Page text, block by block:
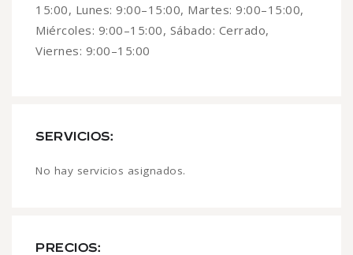
15:00, Lunes: 9:00–15:00, Martes: 9:00–15:00,
Miércoles: 9:00–15:00, Sábado: Cerrado,
Viernes: 9:00–15:00
SERVICIOS:
No hay servicios asignados.
PRECIOS: